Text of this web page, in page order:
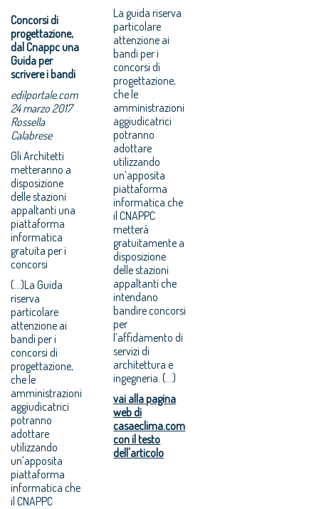
Concorsi di
progettazione,
dal Cnappc una
Guida per
scrivere i bandi
edilportale.com
24 marzo 2017
Rossella
Calabrese
Gli Architetti
metteranno a
disposizione
delle stazioni
appaltanti una
piattaforma
informatica
gratuita per i
concorsi
(...)La Guida
riserva
particolare
attenzione ai
bandi per i
concorsi di
progettazione,
che le
amministrazioni
aggiudicatrici
potranno
adottare
utilizzando
un’apposita
piattaforma
informatica che
il CNAPPC
La guida riserva
particolare
attenzione ai
bandi per i
concorsi di
progettazione,
che le
amministrazioni
aggiudicatrici
potranno
adottare
utilizzando
un’apposita
piattaforma
informatica che
il CNAPPC
metterà
gratuitamente a
disposizione
delle stazioni
appaltanti che
intendano
bandire concorsi
per
l’affidamento di
servizi di
architettura e
ingegneria. (...)
vai alla pagina
web di
casaeclima.com
con il testo
dell'articolo